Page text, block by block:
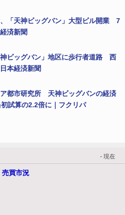
、「天神ビッグバン」大型ビル開業 7
済新聞
神ビッグバン」地区に歩行者道路 西
本経済新聞
ア都市研究所 天神ビッグバンの経済
試算の2.2倍に｜フクリパ
- 現在
売買市況